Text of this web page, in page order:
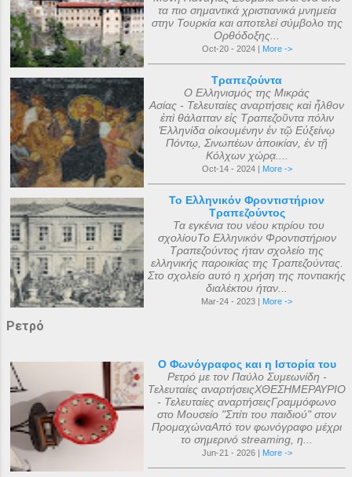
τα πιο σημαντικά χριστιανικά μνημεία
στην Τουρκία και αποτελεί σύμβολο της
Ορθόδοξης...
Oct-20 - 2024 | More ->
Τραπεζούντα
Ο Ελληνισμός της Μικράς
Ασίας - Τελευταίες αναρτήσεις καὶ ἦλθον
ἐπὶ θάλατταν εἰς Τραπεζοῦντα πόλιν
Ἑλληνίδα οἰκουμένην ἐν τῷ Εὐξείνῳ
Πόντῳ, Σινωπέων ἀποικίαν, ἐν τῇ
Κόλχων χώρᾳ....
Oct-14 - 2024 | More ->
Το Ελληνικόν Φροντιστήριον
Τραπεζούντος
Τα εγκένια του νέου κτιρίου του
σχολίουΤο Ελληνικόν Φροντιστήριον
Τραπεζούντος ήταν σχολείο της
ελληνικής παροικίας της Τραπεζούντας.
Στο σχολείο αυτό η χρήση της ποντιακής
διαλέκτου ήταν...
Mar-24 - 2023 | More ->
Ρετρό
Ο Φωνόγραφος και η Ιστορία του
Ρετρό με τον Παύλο Συμεωνίδη -
Τελευταίες αναρτήσειςΧΘΕΣΗΜΕΡΑΥΡΙΟ
- Τελευταίες αναρτήσειςΓραμμόφωνο
στο Μουσείο "Σπίτι του παιδιού" στον
ΠρομαχώναΑπό τον φωνόγραφο μέχρι
το σημερινό streaming, η...
Jun-21 - 2026 | More ->